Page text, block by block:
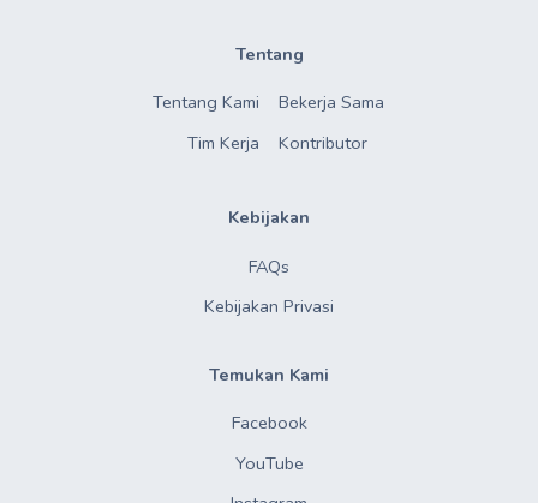
Tentang
Tentang Kami
Tim Kerja
Bekerja Sama
Kontributor
Kebijakan
FAQs
Kebijakan Privasi
Temukan Kami
Facebook
YouTube